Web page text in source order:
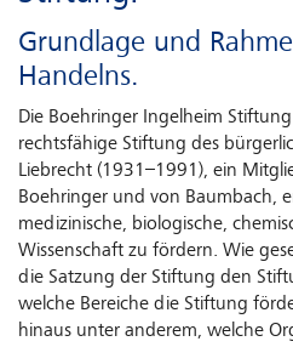
Grundlage und
Handelns.
Die Boehringer Ingelheim
rechtsfähige Stiftung des
Liebrecht (1931–1991), ein
Boehringer und von Baumbach,
medizinische, biologische,
Wissenschaft zu fördern. Wie
die Satzung der Stiftung den
welche Bereiche die Stiftung
hinaus unter anderem, welche